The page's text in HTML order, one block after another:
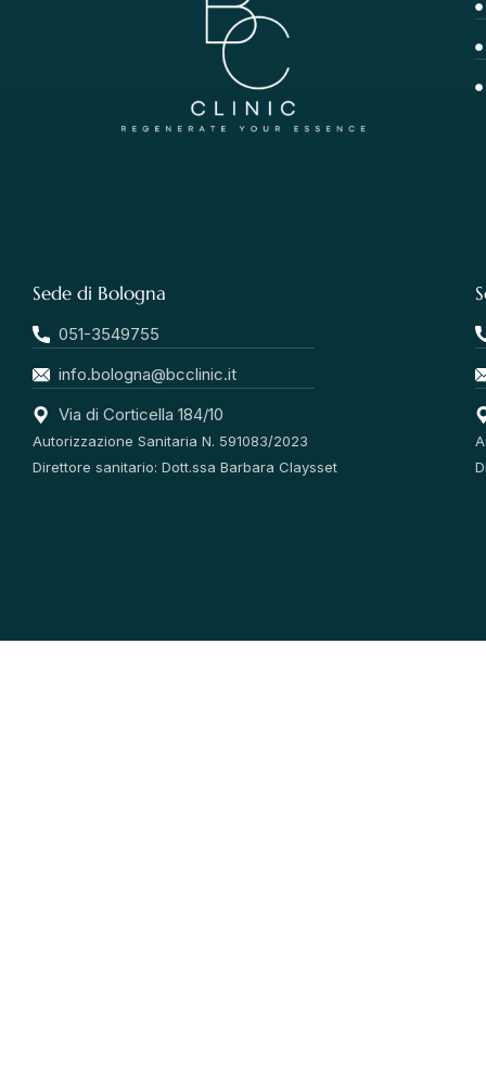
Sede di Bologna
051-3549755
info.bologna@bcclinic.it
Via di Corticella 184/10
Autorizzazione Sanitaria N. 591083/2023
Direttore sanitario: Dott.ssa Barbara Claysset